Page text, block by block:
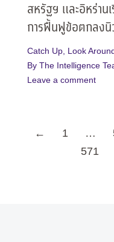
สหรัฐฯ และอิหร่าน
การฟื้นฟูข้อตกลงนิ
Catch Up Look
By The Intelligence
Leave a comment
← 1 …
571